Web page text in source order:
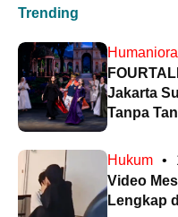
Trending
Humaniora
Jakarta
Tanpa
Hukum •
Video
Lengkap